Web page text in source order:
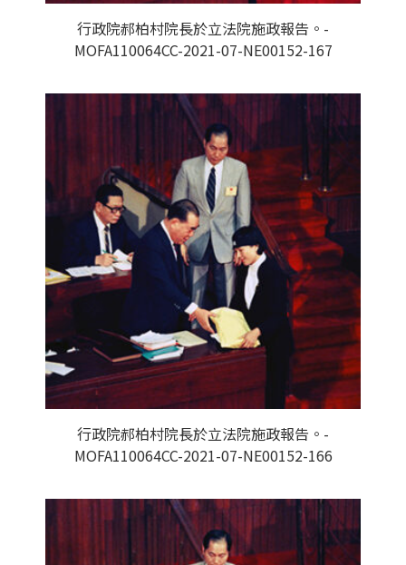
行政院郝柏村院長於立法院施政報告。-
MOFA110064CC-2021-07-NE00152-167
行政院郝柏村院長於立法院施政報告。-
MOFA110064CC-2021-07-NE00152-166